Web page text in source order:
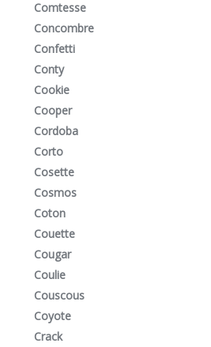
Comtesse
Concombre
Confetti
Conty
Cookie
Cooper
Cordoba
Corto
Cosette
Cosmos
Coton
Couette
Cougar
Coulie
Couscous
Coyote
Crack